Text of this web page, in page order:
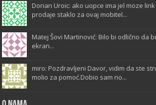
Dorian Uroic: ako uopce ima jel moze
prodaje staklo za ovaj mobitel...
Matej Šovi Martinović: Bilo bi odlično da
ekran...
miro: Pozdravljeni Davor, vidim da ste
molio za pomoć.Dobio sam no...